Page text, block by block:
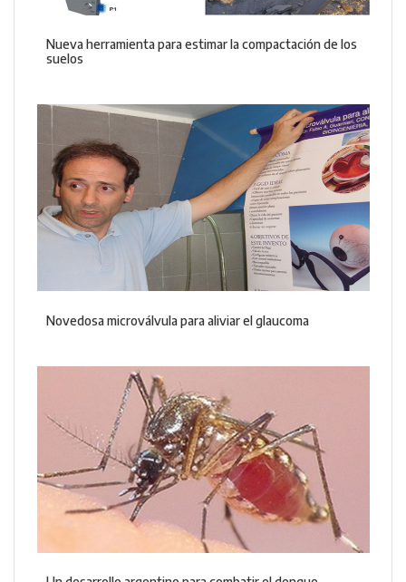
Nueva herramienta para estimar la compactación de los
suelos
Novedosa microválvula para aliviar el glaucoma